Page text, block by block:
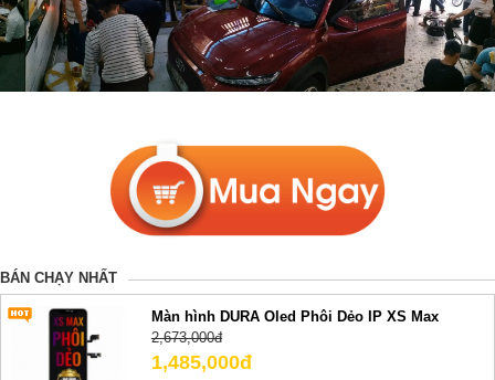
BÁN CHẠY NHẤT
Màn hình DURA Oled Phôi Dẻo IP XS Max
2,673,000đ
1,485,000đ